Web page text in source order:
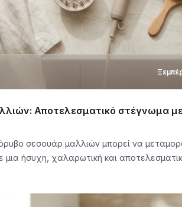
Αποτελεσματικό στέγνωμα
σεσουάρ μαλλιών μπορεί να
μια ήσυχη, χαλαρωτική και